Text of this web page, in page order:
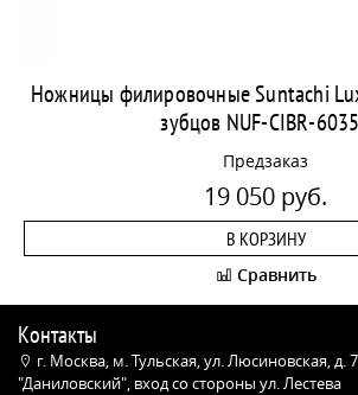
Ножницы филировочные Suntachi
зубцов NUF-CIBR-
Предзаказ
19 050 руб.
В КОРЗИНУ
Сравнить
Контакты
г. Москва, м. Тульская, ул. Люсиновская, д.
"Даниловский", вход со стороны ул. Лестева